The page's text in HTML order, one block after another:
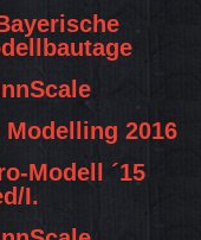
Modelling 2016
Modell ´15
I.